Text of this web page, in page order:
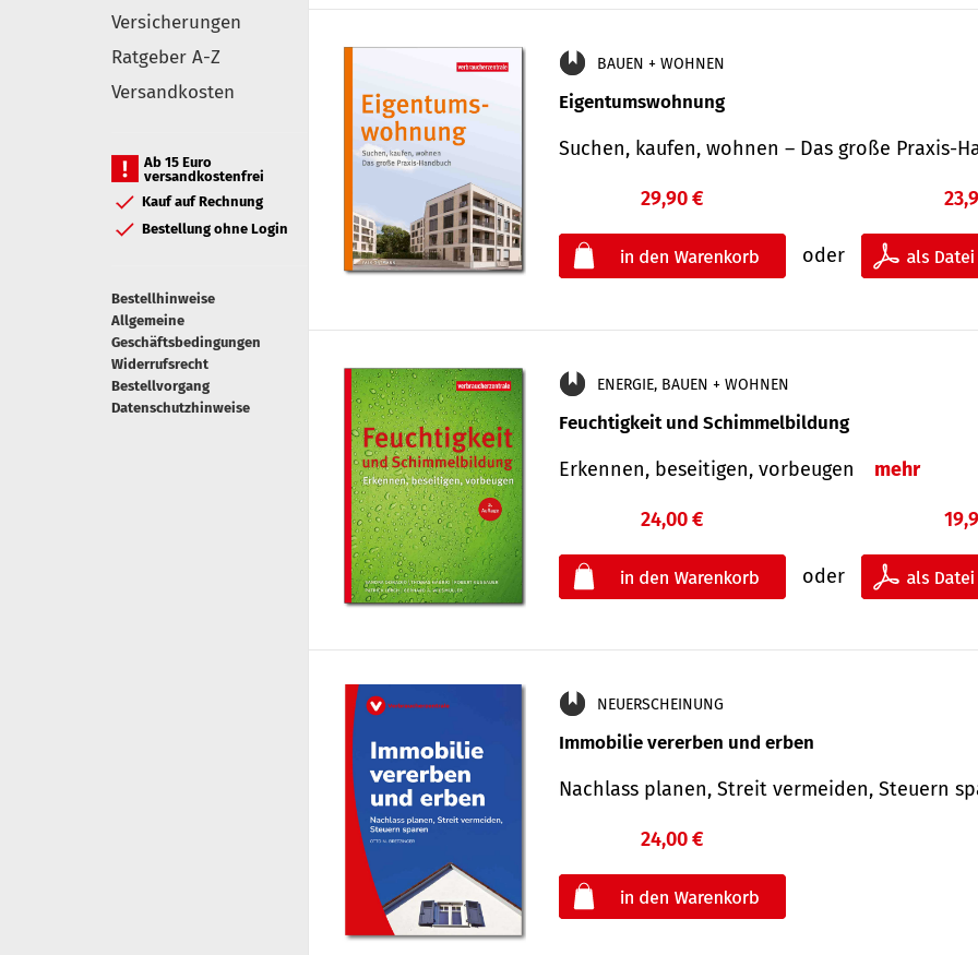
Versicherungen
Ratgeber A-Z
Versandkosten
Ab 15 Euro
versandkostenfrei
Kauf auf Rechnung
Bestellung ohne Login
Bestellhinweise
Allgemeine
Geschäftsbedingungen
Widerrufsrecht
Bestellvorgang
Datenschutzhinweise
BAUEN + WOHNEN
Eigentumswohnung
Suchen, kaufen, wohnen – Das große Praxis-
29,90 €
oder
ENERGIE, BAUEN + WOHNEN
Feuchtigkeit und Schimmelbildung
Erkennen, beseitigen, vorbeugen mehr
24,00 €
oder
NEUERSCHEINUNG
Immobilie vererben und erben
Nachlass planen, Streit vermeiden, Steuern
24,00 €